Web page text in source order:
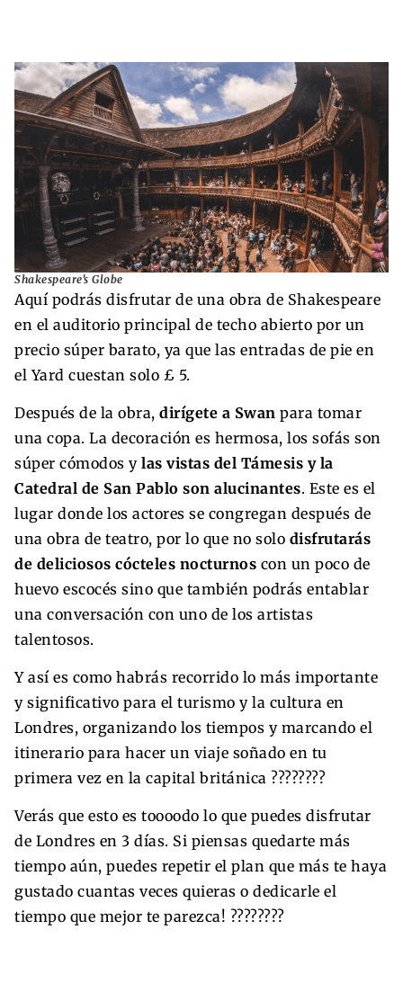
Shakespeare’s Globe
Aquí podrás disfrutar de una obra de Shakespeare
en el auditorio principal de techo abierto por un
precio súper barato, ya que las entradas de pie en
el Yard cuestan solo £ 5.
Después de la obra, dirígete a Swan para tomar
una copa. La decoración es hermosa, los sofás son
súper cómodos y las vistas del Támesis y la
Catedral de San Pablo son alucinantes. Este es el
lugar donde los actores se congregan después de
una obra de teatro, por lo que no solo disfrutarás
de deliciosos cócteles nocturnos con un poco de
huevo escocés sino que también podrás entablar
una conversación con uno de los artistas
talentosos.
Y así es como habrás recorrido lo más importante
y significativo para el turismo y la cultura en
Londres, organizando los tiempos y marcando el
itinerario para hacer un viaje soñado en tu
primera vez en la capital británica ????️????
Verás que esto es toooodo lo que puedes disfrutar
de Londres en 3 días. Si piensas quedarte más
tiempo aún, puedes repetir el plan que más te haya
gustado cuantas veces quieras o dedicarle el
tiempo que mejor te parezca! ????????